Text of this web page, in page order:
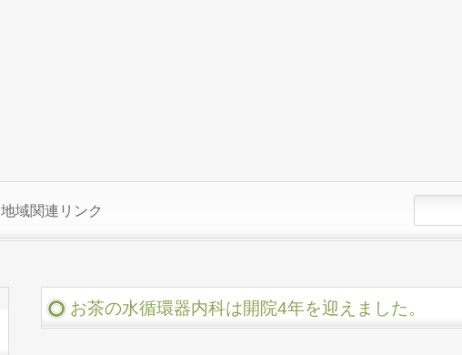
地域関連リンク
お茶の水循環器内科は開院4年を迎えました。